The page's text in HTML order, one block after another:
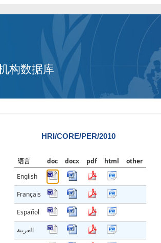
构数据库
HRI/CORE/PER/2010
语言 doc docx pdf html
other
English
Français
Español
العربية